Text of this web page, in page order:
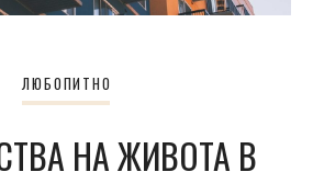
ЛЮБОПИТНО
НА ЖИВОТА В